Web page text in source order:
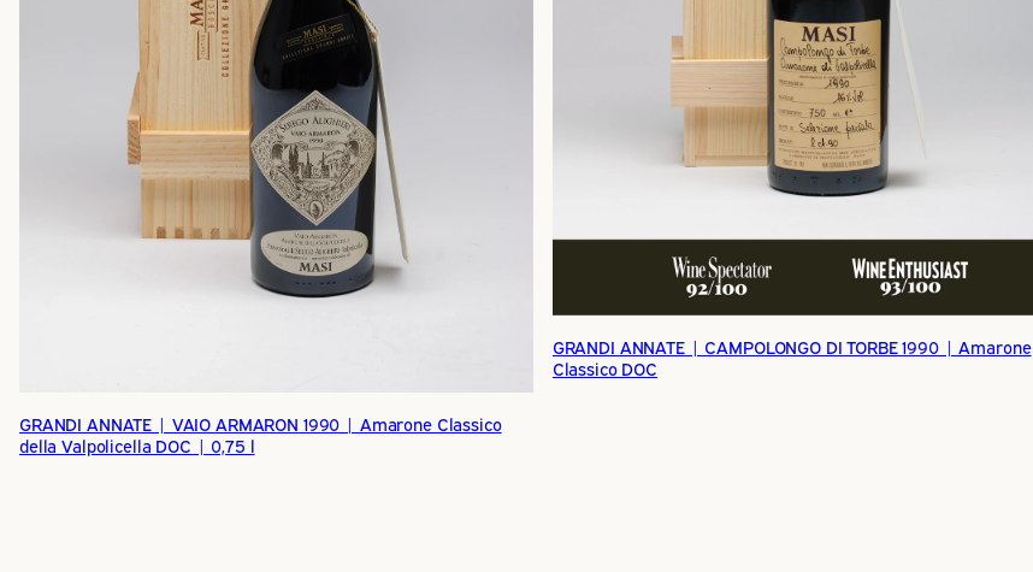
GRANDI ANNATE | VAIO ARMARON 1990 | Amarone Classico
della Valpolicella DOC | 0,75 l
GRANDI ANNATE | CAMPOLONGO DI TORBE 1990 | Amarone
Classico DOC